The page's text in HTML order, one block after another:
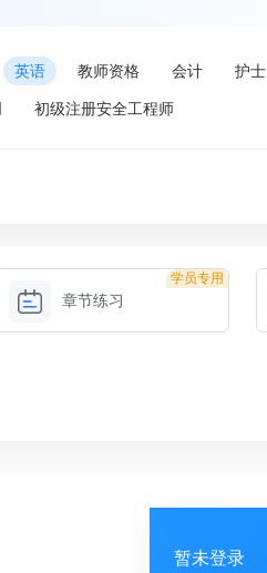
英语 教师资格 会计 护士
初级注册安全工程师
学员专用
章节练习
暂未登录